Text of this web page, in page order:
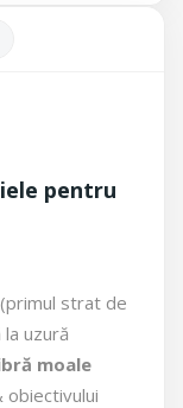
pentru
(primul strat de
uzură
moale